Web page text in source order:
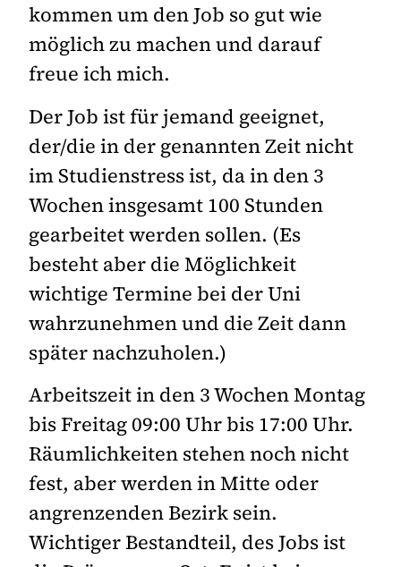
kommen um den Job so gut wie
möglich zu machen und darauf
freue ich mich.
Der Job ist für jemand geeignet,
der/die in der genannten Zeit nicht
im Studienstress ist, da in den 3
Wochen insgesamt 100 Stunden
gearbeitet werden sollen. (Es
besteht aber die Möglichkeit
wichtige Termine bei der Uni
wahrzunehmen und die Zeit dann
später nachzuholen.)
Arbeitszeit in den 3 Wochen Montag
bis Freitag 09:00 Uhr bis 17:00 Uhr.
Räumlichkeiten stehen noch nicht
fest, aber werden in Mitte oder
angrenzenden Bezirk sein.
Wichtiger Bestandteil, des Jobs ist